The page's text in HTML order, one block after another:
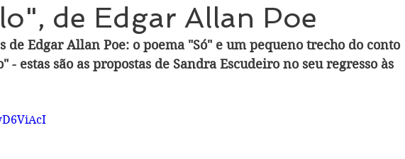
de Edgar Allan Poe
de Edgar Allan Poe: o poema "Só" e um pequeno trecho do conto
- estas são as propostas de Sandra Escudeiro no seu regresso às